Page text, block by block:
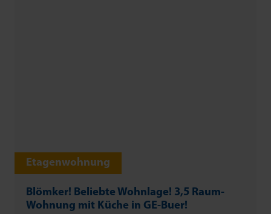
Etagenwohnung
Blömker! Beliebte Wohnlage! 3,5 Raum-
Wohnung mit Küche in GE-Buer!